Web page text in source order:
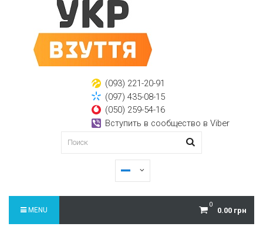
(093) 221-20-91
(097) 435-08-15
(050) 259-54-16
Вступить в сообщество в Viber
0
0.00 грн
MENU